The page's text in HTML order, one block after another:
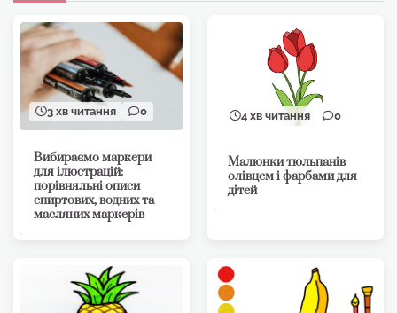
3 хв читання 0
Вибираємо маркери
для ілюстрацій:
порівняльні описи
спиртових, водних та
масляних маркерів
4 хв читання 0
Малюнки тюльпанів
олівцем і фарбами для
дітей